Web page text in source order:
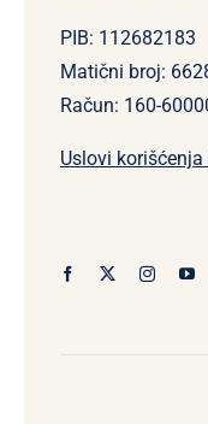
PIB: 112682183
Matični broj:
Račun: 160-
Uslovi